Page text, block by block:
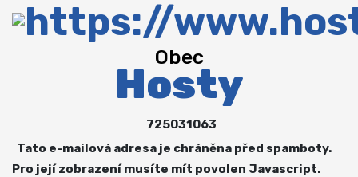
Obec
Hosty
725031063
Tato e-mailová adresa je chráněna před spamboty.
Pro její zobrazení musíte mít povolen Javascript.
Obec
Zastupitelstvo a výbory
Spolky